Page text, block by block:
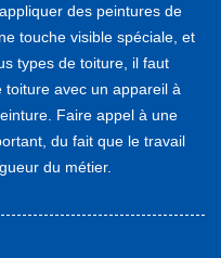
des peintures de
touche visible spéciale, et
types de toiture, il faut
avec un appareil à
Faire appel à une
du fait que le travail
du métier.